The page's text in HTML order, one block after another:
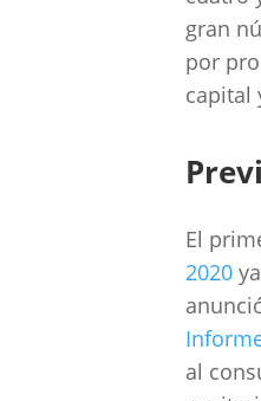
gran
por
capital
El
2020
al